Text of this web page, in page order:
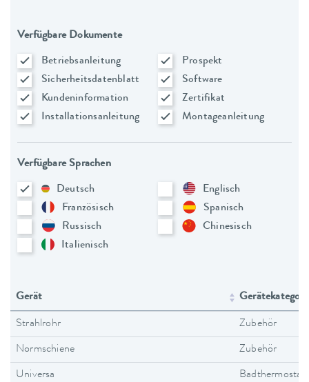
Verfügbare Dokumente
Betriebsanleitung
Prospekt
Sicherheitsdatenblatt
Software
Kundeninformation
Zertifikat
Installationsanleitung
Montageanleitung
Verfügbare Sprachen
Deutsch
Englisch
Französisch
Spanisch
Russisch
Chinesisch
Italienisch
Gerät
Strahlrohr Zubehör
Normschiene Zubehör
Universa